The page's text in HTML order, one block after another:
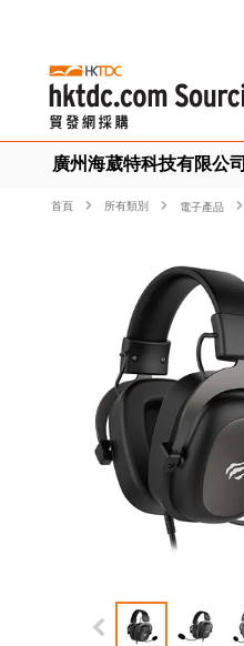
廣州海葳特科技有限公司
首頁 所有類別 電子產品